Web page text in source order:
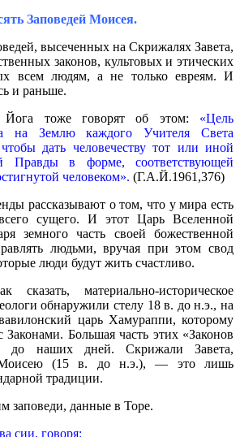
Заповедей Моисея.
высеченных на Скрижалях Завета,
законов, культовых и этических
всем людям, а не только евреям. И
и раньше.
тоже говорят об этом: «Цель
на Землю каждого Учителя Света
дать человечеству тот или иной
Правды в форме, соответствующей
человеком». (Г.А.Й.1961,376)
рассказывают о том, что у мира есть
сущего. И этот Царь Вселенной
земного часть своей божественной
людьми, вручая при этом свод
люди будут жить счастливо.
материально-историческое
обнаружили стелу 18 в. до н.э., на
царь Хамураппи, которому
Законами. Большая часть этих «Законов
до наших дней. Скрижали Завета,
Моисею (15 в. до н.э.), — это лишь
традиции.
заповеди, данные в Торе.
сии, говоря: